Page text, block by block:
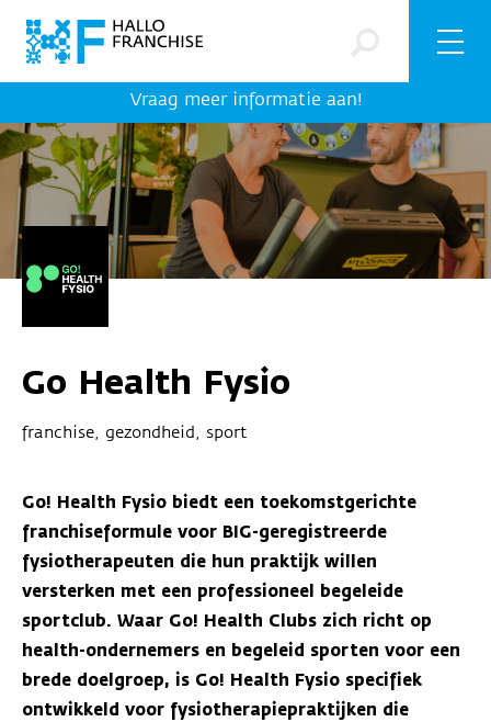
Vraag meer informatie aan!
Go Health Fysio
franchise, gezondheid, sport
Go! Health Fysio biedt een toekomstgerichte
franchiseformule voor BIG-geregistreerde
fysiotherapeuten die hun praktijk willen
versterken met een professioneel begeleide
sportclub. Waar Go! Health Clubs zich richt op
health-ondernemers en begeleid sporten voor een
brede doelgroep, is Go! Health Fysio specifiek
ontwikkeld voor fysiotherapiepraktijken die